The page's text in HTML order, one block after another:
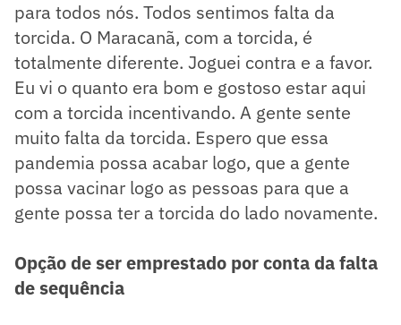
para todos nós. Todos sentimos falta da
torcida. O Maracanã, com a torcida, é
totalmente diferente. Joguei contra e a favor.
Eu vi o quanto era bom e gostoso estar aqui
com a torcida incentivando. A gente sente
muito falta da torcida. Espero que essa
pandemia possa acabar logo, que a gente
possa vacinar logo as pessoas para que a
gente possa ter a torcida do lado novamente.
Opção de ser emprestado por conta da falta
de sequência